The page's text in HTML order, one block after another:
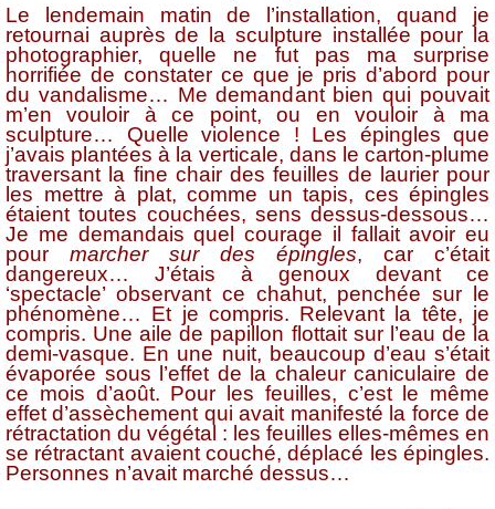
Le lendemain matin de l’installation, quand je
retournai auprès de la sculpture installée pour la
photographier, quelle ne fut pas ma surprise
horrifiée de constater ce que je pris d’abord pour
du vandalisme… Me demandant bien qui pouvait
m’en vouloir à ce point, ou en vouloir à ma
sculpture… Quelle violence ! Les épingles que
j’avais plantées à la verticale, dans le carton-plume
traversant la fine chair des feuilles de laurier pour
les mettre à plat, comme un tapis, ces épingles
étaient toutes couchées, sens dessus-dessous…
Je me demandais quel courage il fallait avoir eu
pour marcher sur des épingles, car c’était
dangereux… J’étais à genoux devant ce
‘spectacle’ observant ce chahut, penchée sur le
phénomène… Et je compris. Relevant la tête, je
compris. Une aile de papillon flottait sur l’eau de la
demi-vasque. En une nuit, beaucoup d’eau s’était
évaporée sous l’effet de la chaleur caniculaire de
ce mois d’août. Pour les feuilles, c’est le même
effet d’assèchement qui avait manifesté la force de
rétractation du végétal : les feuilles elles-mêmes en
se rétractant avaient couché, déplacé les épingles.
Personnes n’avait marché dessus…